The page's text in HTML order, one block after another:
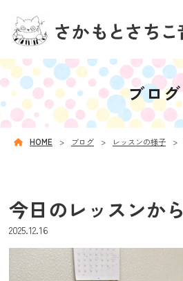
ブログ
HOME ブログ レッスンの様子
今日のレッスンから
2025.12.16